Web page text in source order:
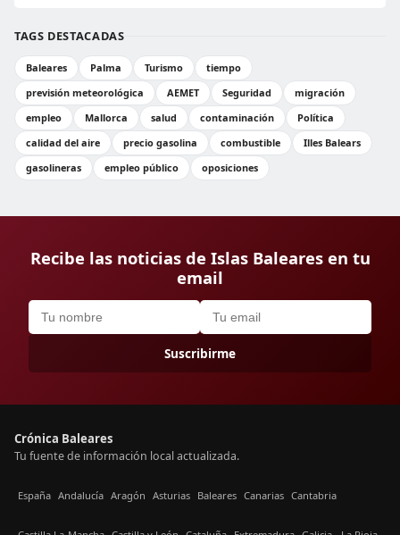
TAGS DESTACADAS
Baleares Palma Turismo
tiempo
previsión meteorológica
AEMET Seguridad
migración
empleo
Mallorca salud contaminación
Política
calidad del aire
precio gasolina combustible
Illes Balears
gasolineras
empleo público oposiciones
Recibe las noticias de Islas Baleares en tu
email
Suscribirme
Crónica Baleares
Tu fuente de información local actualizada.
España Andalucía Aragón Asturias Baleares Canarias Cantabria